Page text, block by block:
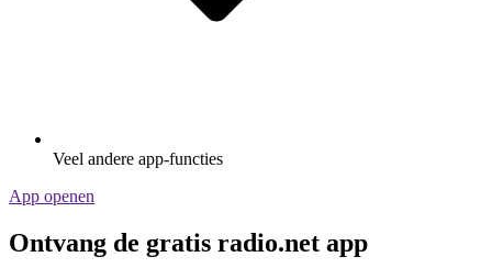
Veel andere app-functies
App openen
Ontvang de gratis radio.net app